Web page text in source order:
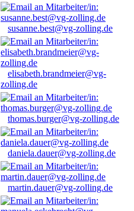
susanne.best@vg-zolling.de
elisabeth.brandmeier@vg-
zolling.de
thomas.burger@vg-zolling.de
daniela.dauer@vg-zolling.de
martin.dauer@vg-zolling.de